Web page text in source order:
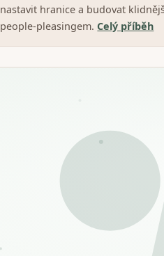
nastavit hranice a budovat
people-pleasingem.Celý příběh